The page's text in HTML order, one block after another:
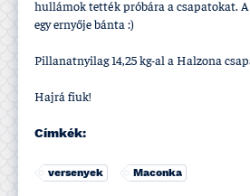
hullámok tették próbára a csapatokat.
egy ernyője bánta :)
Pillanatnyilag 14,25 kg-al a Halzona
Hajrá fiuk!
Címkék:
versenyek Maconka